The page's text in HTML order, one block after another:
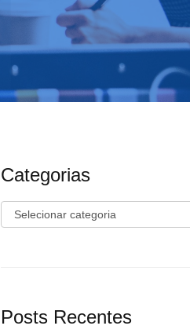
Categorias
Categorias
Posts Recentes